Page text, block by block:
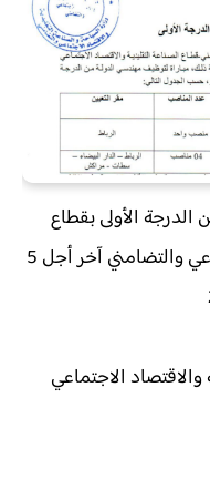
من الدرجة الأولى بقطاع
الصناعة التقليدية والاقتصاد الاجتماعي والتضامني آخر أجل 5
والاقتصاد الاجتماعي